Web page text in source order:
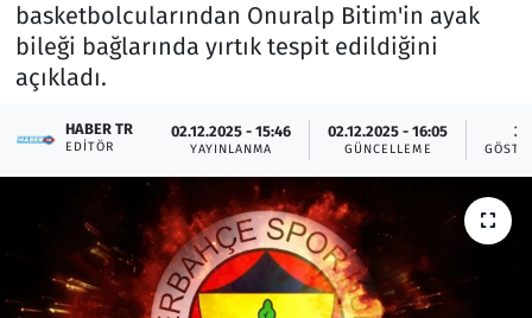
basketbolcularından Onuralp Bitim'in ayak
bileği bağlarında yırtık tespit edildiğini
açıkladı.
HABER TR
EDITÖR
02.12.2025 - 15:46
YAYINLANMA
02.12.2025 - 16:05
GÜNCELLEME
3
Yaşam
Hava Durumu
Bilim ve Teknoloji
Çevre & Doğa
Eğitim
Haber Arşivi